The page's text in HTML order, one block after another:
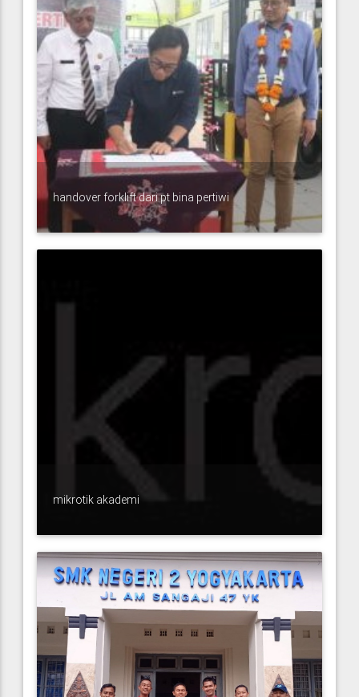
handover forklift dari pt bina pertiwi
mikrotik akademi